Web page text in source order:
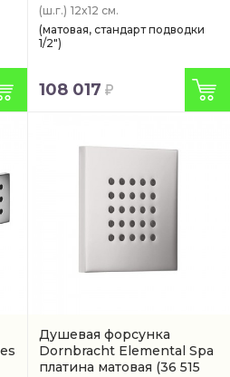
(ш.г.) 12x12 см.
(матовая, стандарт подводки
1/2")
108 017
Душевая форсунка
Dornbracht Elemental Spa
платина матовая (36 515